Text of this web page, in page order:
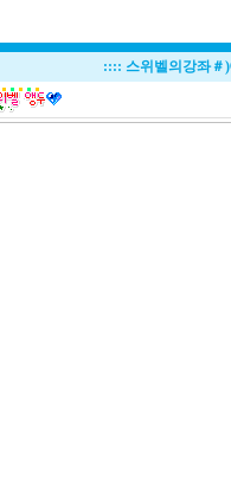
:::: 스위벨의강좌